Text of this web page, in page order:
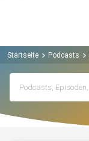
Startseite Podcasts